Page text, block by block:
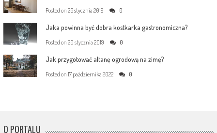
Posted on 26 stycznia 2019 0
Jaka powinna być dobra kostkarka gastronomiczna?
Posted on 20 stycznia 2019 0
Jak przygotować altanę ogrodową na zimę?
Posted on 17 października 2022 0
O PORTALU